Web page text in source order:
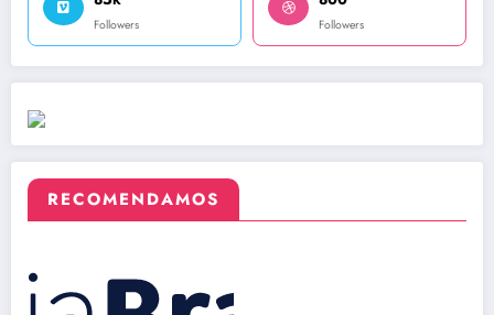
Followers Followers
RECOMENDAMOS